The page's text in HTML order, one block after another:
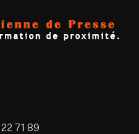
71 89